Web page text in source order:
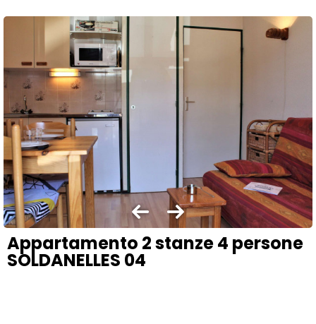
Appartamento 2 stanze 4 persone
SOLDANELLES 04